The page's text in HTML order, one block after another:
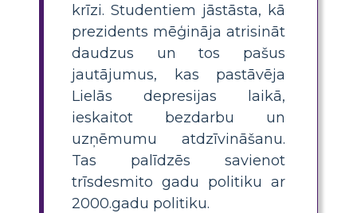
krīzi. Studentiem jāstāsta, kā
prezidents mēģināja atrisināt
daudzus un tos pašus
jautājumus, kas pastāvēja
Lielās depresijas laikā,
ieskaitot bezdarbu un
uzņēmumu atdzīvināšanu.
Tas palīdzēs savienot
trīsdesmito gadu politiku ar
2000.gadu politiku.